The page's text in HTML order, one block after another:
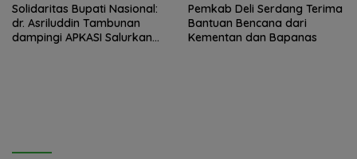
Solidaritas Bupati Nasional:
dr. Asriluddin Tambunan
dampingi APKASI Salurkan
Pemkab Deli Serdang Terima
Bantuan Bencana dari
Kementan dan Bapanas